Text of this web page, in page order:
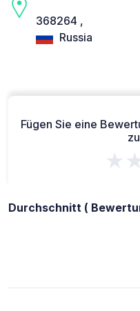
368264 ,
Russia
Fügen Sie eine
Durchschnitt (